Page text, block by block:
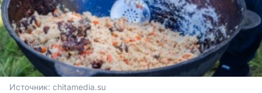
Источник: chitamedia.su